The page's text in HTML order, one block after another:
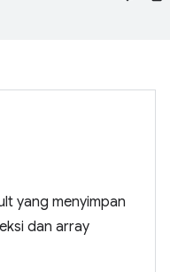
yang menyimpan
dan array